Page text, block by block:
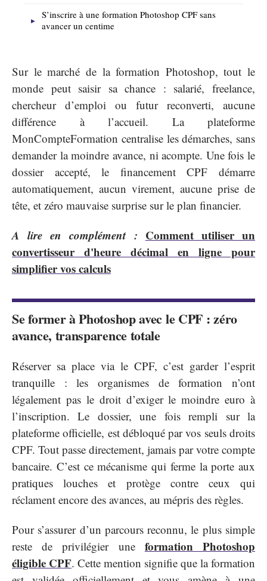
S’inscrire à une formation Photoshop CPF sans
avancer un centime
Sur le marché de la formation Photoshop, tout le
monde peut saisir sa chance : salarié, freelance,
chercheur d’emploi ou futur reconverti, aucune
différence à l’accueil. La plateforme
MonCompteFormation centralise les démarches, sans
demander la moindre avance, ni acompte. Une fois le
dossier accepté, le financement CPF démarre
automatiquement, aucun virement, aucune prise de
tête, et zéro mauvaise surprise sur le plan financier.
A lire en complément : Comment utiliser un
convertisseur d'heure décimal en ligne pour
simplifier vos calculs
Se former à Photoshop avec le CPF : zéro
avance, transparence totale
Réserver sa place via le CPF, c’est garder l’esprit
tranquille : les organismes de formation n’ont
légalement pas le droit d’exiger le moindre euro à
l’inscription. Le dossier, une fois rempli sur la
plateforme officielle, est débloqué par vos seuls droits
CPF. Tout passe directement, jamais par votre compte
bancaire. C’est ce mécanisme qui ferme la porte aux
pratiques louches et protège contre ceux qui
réclament encore des avances, au mépris des règles.
Pour s’assurer d’un parcours reconnu, le plus simple
reste de privilégier une formation Photoshop
éligible CPF. Cette mention signifie que la formation